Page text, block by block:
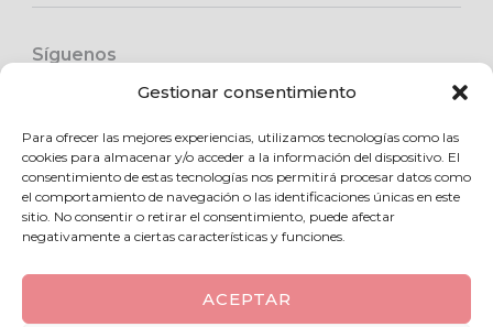
Gestionar consentimiento
Para ofrecer las mejores experiencias, utilizamos tecnologías como las
cookies para almacenar y/o acceder a la información del dispositivo. El
consentimiento de estas tecnologías nos permitirá procesar datos como
el comportamiento de navegación o las identificaciones únicas en este
sitio. No consentir o retirar el consentimiento, puede afectar
negativamente a ciertas características y funciones.
ACEPTAR
Síguenos
e
b
o
o
k
t
a
g
r
a
m
h
t
s
a
p
p
Copyright © 2025 Kukadas.com | Todos los derechos reservados